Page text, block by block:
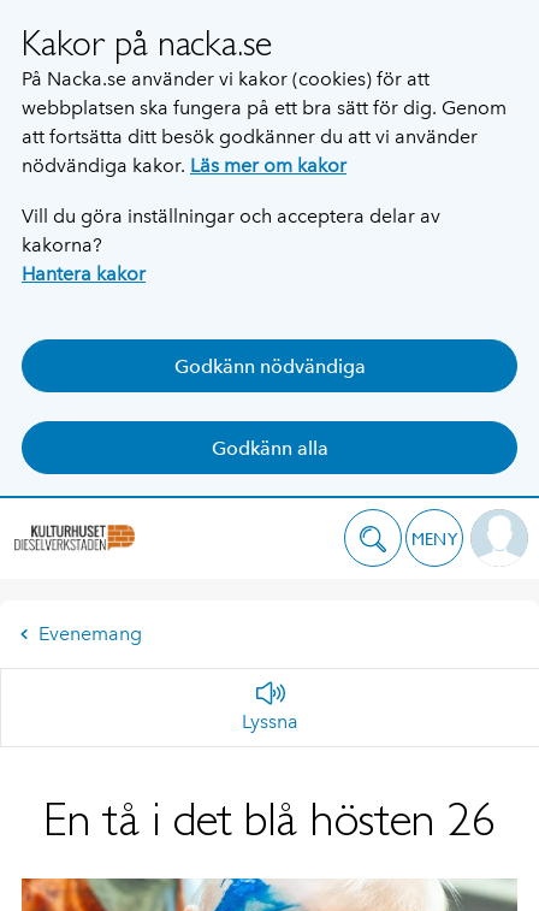
Kakor på nacka.se
På Nacka.se använder vi kakor (cookies) för att
webbplatsen ska fungera på ett bra sätt för dig. Genom
att fortsätta ditt besök godkänner du att vi använder
nödvändiga kakor. Läs mer om kakor
Vill du göra inställningar och acceptera delar av
kakorna?
Hantera kakor
Godkänn nödvändiga
Godkänn alla
MENY
Evenemang
Lyssna
En tå i det blå hösten 26